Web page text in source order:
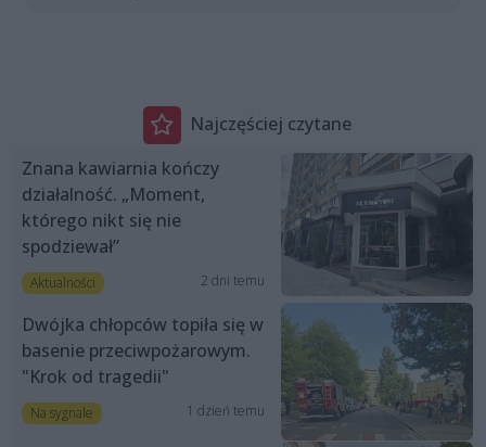
Najczęściej czytane
Znana kawiarnia kończy
działalność. „Moment,
którego nikt się nie
spodziewał”
Aktualności 2 dni temu
Dwójka chłopców topiła się w
basenie przeciwpożarowym.
"Krok od tragedii"
Na sygnale 1 dzień temu